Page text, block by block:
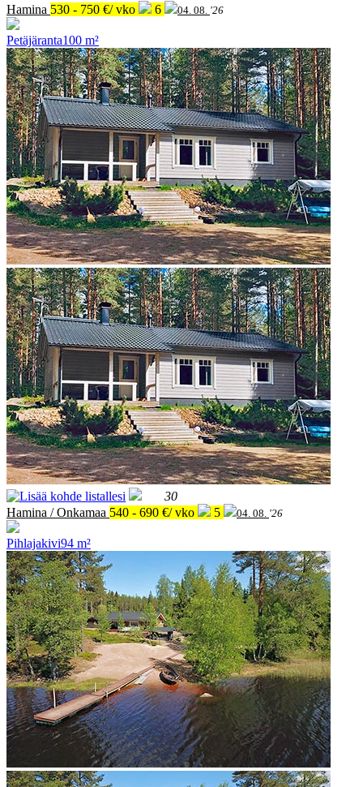
Hamina 530 - 750 €/ vko 6 04. 08. '26
Petäjäranta100 m²
30
Hamina / Onkamaa 540 - 690 €/ vko 5 04. 08. '26
Pihlajakivi94 m²